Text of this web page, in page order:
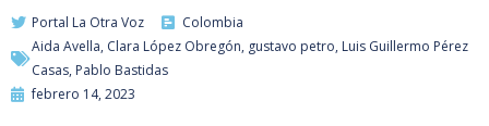
Portal La Otra Voz
Colombia
Aida Avella, Clara López Obregón, gustavo petro, Luis Guillermo Pérez
Casas, Pablo Bastidas
febrero 14, 2023